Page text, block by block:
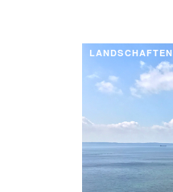
LANDSCHAFTEN